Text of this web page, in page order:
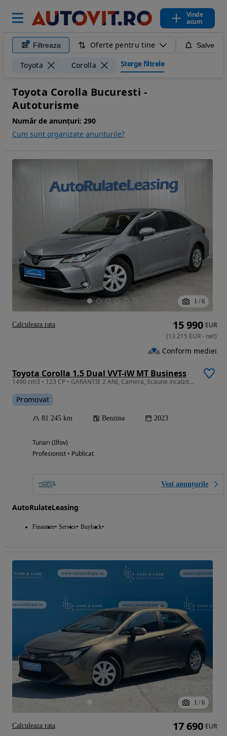
Vinde
acum
Filtreaza Oferte pentru tine
Toyota Corolla Șterge filtrele
Toyota Corolla Bucuresti -
Autoturisme
Număr de anunțuri: 290
Cum sunt organizate anunturile?
1 / 6
Toyota Corolla 1.5 Dual VVT-iW MT Business
1490 cm3 • 123 CP • GARANTIE 2 ANI, Camera, Scaune incalzite, LED
Promovat
81 245 km Benzina 2023
Tunari (Ilfov)
Profesionist • Publicat
Vezi anunțurile
AutoRulateLeasing
Finantare Service Buyback
15 990 EUR
(13 215 EUR- net)
Conform mediei
Calculeaza rata
1 / 6
17 690 EUR
Calculeaza rata